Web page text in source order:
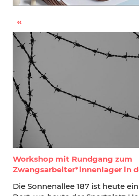
Workshop mit Rundgang zum
Zwangsarbeiter*innenlager in
Die Sonnenallee 187 ist heute